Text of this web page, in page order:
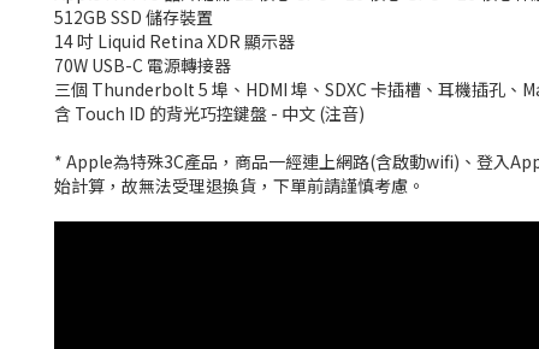
512GB SSD 儲存裝置
14 吋 Liquid Retina XDR 顯示器
70W USB-C 電源轉接器
三個 Thunderbolt 5 埠、HDMI 埠、SDXC 卡插槽、耳機插孔、
含 Touch ID 的背光巧控鍵盤 - 中文 (注音)
* Apple為特殊3C產品，商品一經連上網路(含啟動wifi)、登入
始計算，故無法受理退換貨，下單前請謹慎考慮。